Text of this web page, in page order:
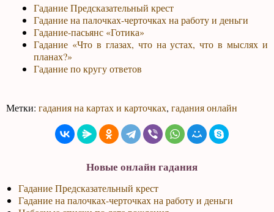
Гадание Предсказательный крест
Гадание на палочках-черточках на работу и деньги
Гадание-пасьянс «Готика»
Гадание «Что в глазах, что на устах, что в мыслях и
планах?»
Гадание по кругу ответов
Метки:гадания на картах и карточках,гадания онлайн
Новые онлайн гадания
Гадание Предсказательный крест
Гадание на палочках-черточках на работу и деньги